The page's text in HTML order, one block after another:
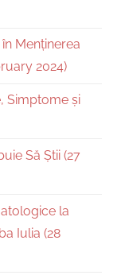
Menținerea
2024)
Simptome și
Să Știi (27
la
Iulia (28